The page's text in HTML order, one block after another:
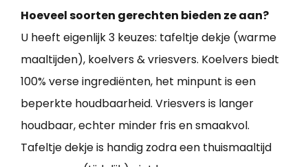
Hoeveel soorten gerechten bieden ze aan?
U heeft eigenlijk 3 keuzes: tafeltje dekje (warme
maaltijden), koelvers & vriesvers. Koelvers biedt
100% verse ingrediënten, het minpunt is een
beperkte houdbaarheid. Vriesvers is langer
houdbaar, echter minder fris en smaakvol.
Tafeltje dekje is handig zodra een thuismaaltijd